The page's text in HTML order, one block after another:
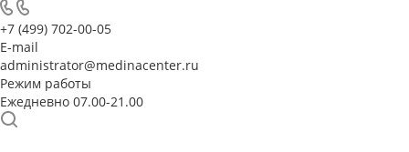
+7 (499) 702-00-05
E-mail
administrator@medinacenter.ru
Режим работы
Ежедневно 07.00-21.00